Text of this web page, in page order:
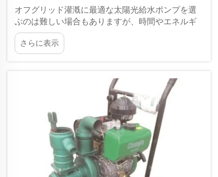
オフグリッド灌漑に最適な太陽光給水ポンプを選
ぶのは難しい場合もありますが、時間やエネルギ
ー、お金の無駄を避けながら植物を健康に育て、
収益性の高い作物を栽培するためには極めて重要
です。太陽光給水ポンプは太陽光を利用して…
さらに表示